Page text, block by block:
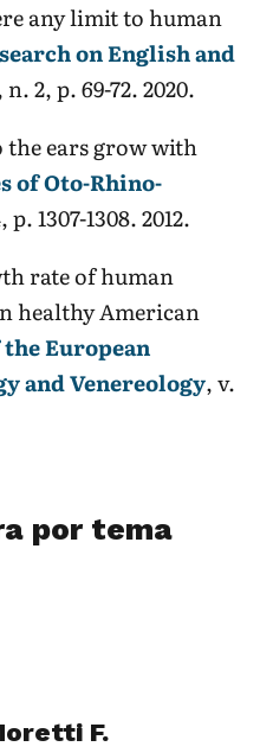
any limit to human
on English and
n. 2, p. 69-72. 2020.
the ears grow with
of Oto-Rhino-
1307-1308. 2012.
rate of human
healthy American
European
and Venereology, v.
por tema
F.